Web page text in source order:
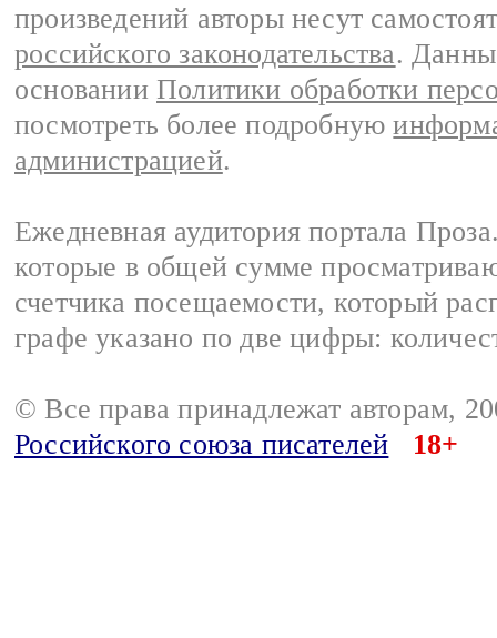
произведений авторы несут
российского законодательства.
основании Политики обработки
посмотреть более подробную
администрацией.
Ежедневная аудитория портала
которые в общей сумме
счетчика посещаемости, который
графе указано по две цифры:
© Все права принадлежат авторам,
Российского союза писателей
18+